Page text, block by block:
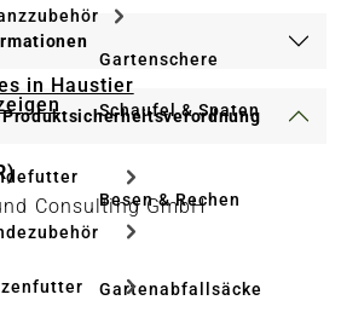
in Haustier
Gartenschere
Schaufel & Spaten
Besen & Rechen
Gartenabfallsäcke
Produktsicherheitsverordnung
Consulting GmbH